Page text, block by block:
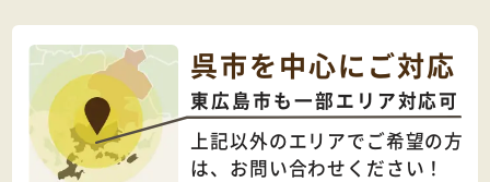
呉市を中心にご対応
東広島市も一部エリア対応可
上記以外のエリアでご希望の方
は、 お問い合わせください！